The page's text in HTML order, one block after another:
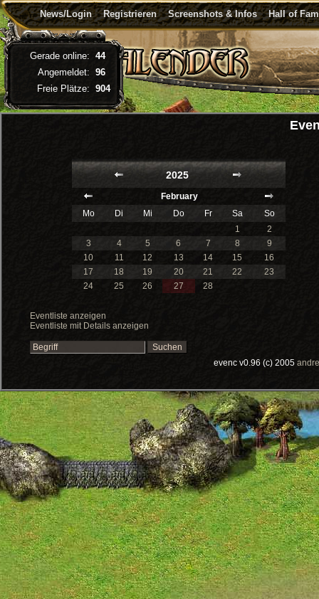
News/Login Registrieren Screenshots & Infos Hall of
2025
February
Mo
Di Mi Do Fr Sa
So
1
2
3
4 5 6 7 8
9
10
11 12 13 14 15
16
17
18 19 20 21 22
23
24
25 26 27 28
Eventliste anzeigen
Eventliste mit Details anzeigen
evenc v0.96 (c) 2005
Gerade online: 44
Angemeldet: 96
Freie Plätze: 904